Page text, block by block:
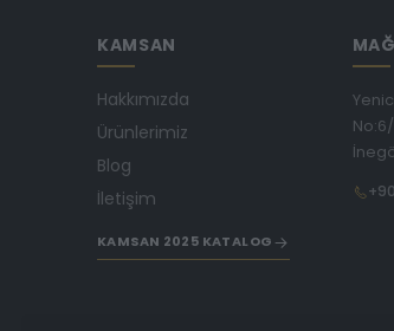
KAMSAN
Hakkımızda
Ürünlerimiz
Blog
İletişim
KAMSAN 2025 KATALOG